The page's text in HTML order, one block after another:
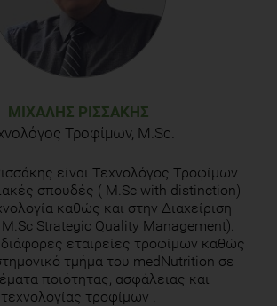
, M. Tsunoda ( 2011) Environmental
and Health Effects of Pollutants. CRC
ΜΙΧΆΛΗΣ ΡΙΣΣΆΚΗΣ
Τροφίμων, M.Sc.
είναι Τεχνολόγος Τροφίμων
σπουδές ( M.Sc with distinction)
καθώς και στην Διαχείριση
Strategic Quality Management).
εταιρείες τροφίμων καθώς
τμήμα του medNutrition σε
ποιότητας, ασφάλειας και
τεχνολογίας τροφίμων .